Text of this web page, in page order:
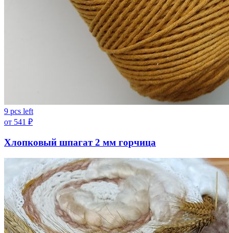
9 pcs left
от 541 ₽
Хлопковый шпагат 2 мм горчица